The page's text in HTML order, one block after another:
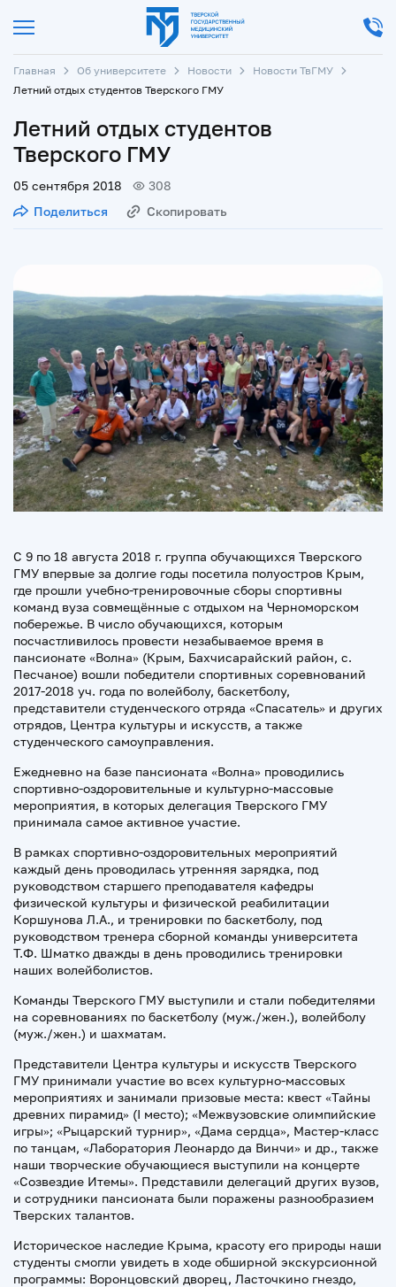
Главная Об университете Новости
Новости ТвГМУ
Летний отдых студентов Тверского ГМУ
Летний отдых студентов
Тверского ГМУ
05 сентября 2018
308
Поделиться
Скопировать
С 9 по 18 августа 2018 г. группа обучающихся Тверского
ГМУ впервые за долгие годы посетила полуостров Крым,
где прошли учебно-тренировочные сборы спортивны
команд вуза совмещённые с отдыхом на Черноморском
побережье. В число обучающихся, которым
посчастливилось провести незабываемое время в
пансионате «Волна» (Крым, Бахчисарайский район, с.
Песчаное) вошли победители спортивных соревнований
2017-2018 уч. года по волейболу, баскетболу,
представители студенческого отряда «Спасатель» и других
отрядов, Центра культуры и искусств, а также
студенческого самоуправления.
Ежедневно на базе пансионата «Волна» проводились
спортивно-оздоровительные и культурно-массовые
мероприятия, в которых делегация Тверского ГМУ
принимала самое активное участие.
В рамках спортивно-оздоровительных мероприятий
каждый день проводилась утренняя зарядка, под
руководством старшего преподавателя кафедры
физической культуры и физической реабилитации
Коршунова Л.А., и тренировки по баскетболу, под
руководством тренера сборной команды университета
Т.Ф. Шматко дважды в день проводились тренировки
наших волейболистов.
Команды Тверского ГМУ выступили и стали победителями
на соревнованиях по баскетболу (муж./жен.), волейболу
(муж./жен.) и шахматам.
Представители Центра культуры и искусств Тверского
ГМУ принимали участие во всех культурно-массовых
мероприятиях и занимали призовые места: квест «Тайны
древних пирамид» (I место); «Межвузовские олимпийские
игры»; «Рыцарский турнир», «Дама сердца», Мастер-класс
по танцам, «Лаборатория Леонардо да Винчи» и др., также
наши творческие обучающиеся выступили на концерте
«Созвездие Итемы». Представили делегаций других вузов,
и сотрудники пансионата были поражены разнообразием
Тверских талантов.
Историческое наследие Крыма, красоту его природы наши
студенты смогли увидеть в ходе обширной экскурсионной
программы: Воронцовский дворец, Ласточкино гнездо,